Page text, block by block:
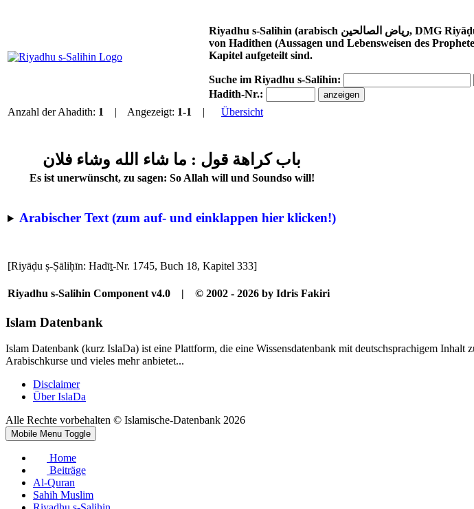
Riyadhu s-Salihin (arabisch رياض الصالحين, DMG Riyāḍu ṣ-Ṣāliḥīn ‚Gärten der Tugendhaften‘) von Imam an-Nawawī (1233–1278) ist eine Sammlung
von Hadithen (Aussagen und Lebensweisen des
Kapitel aufgeteilt sind.
Suche im Riyadhu s-Salihin:
Hadith-Nr.:
Anzahl der Ahadith: 1 | Angezeigt: 1-1 | Übersicht
باب كراهة قول : ما شاء الله وشاء فلان
Es ist unerwünscht, zu sagen: So Allah will und Soundso will!
Arabischer Text (zum auf- und einklappen hier klicken!)
[Riyāḍu ṣ-Ṣāliḥīn: Hadīṯ-Nr. 1745, Buch 18, Kapitel 333]
Riyadhu s-Salihin Component v4.0 | © 2002 - 2026 by Idris Fakiri
Islam Datenbank
Islam Datenbank (kurz IslaDa) ist eine Plattform, die eine Wissensdatenbank mit deutschsprachigem
Arabischkurse und vieles mehr anbietet...
Disclaimer
Über IslaDa
Alle Rechte vorbehalten © Islamische-Datenbank 2026
Mobile Menu Toggle
Home
Beiträge
Al-Quran
Sahih Muslim